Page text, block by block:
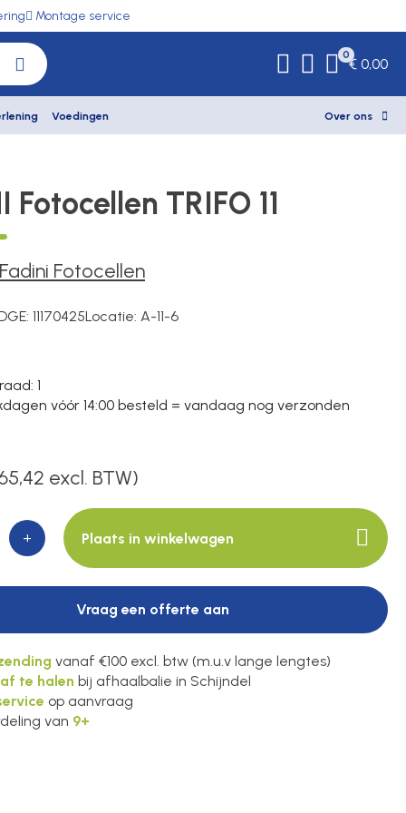
Montage service
0
€ 0,00
Voedingen Over ons
Fotocellen TRIFO 11
Fadini Fotocellen
11170425Locatie: A-11-6
: 1
vóór 14:00 besteld = vandaag nog verzonden
excl. BTW)
+ Plaats in winkelwagen
Vraag een offerte aan
vanaf €100 excl. btw (m.u.v lange lengtes)
te halen bij afhaalbalie in Schijndel
op aanvraag
van 9+